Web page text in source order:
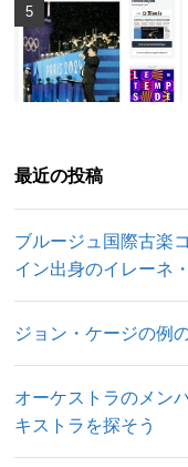
最近の投稿
ブルージュ国際古楽
イン出身のイレーネ
ジョン・ケージの例
オーケストラのメン
キストラを探そう